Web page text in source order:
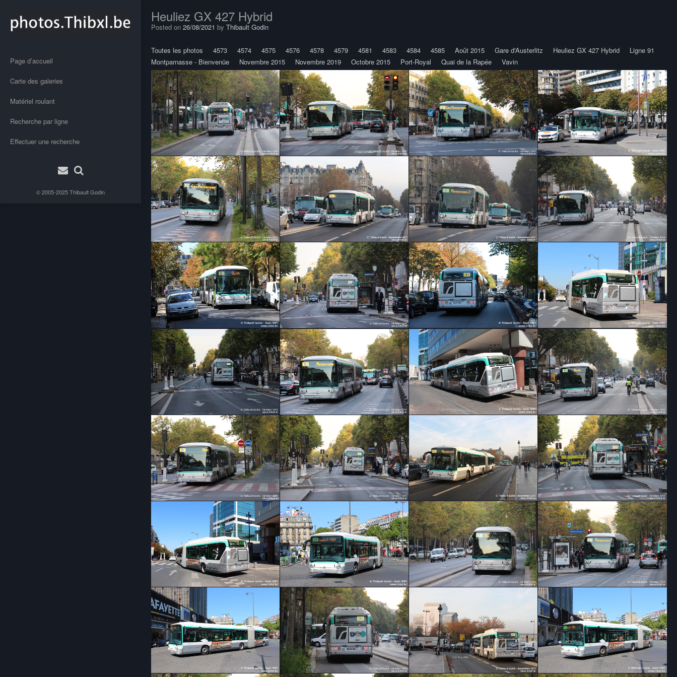
Page d’accueil
Carte des galeries
Matériel roulant
Recherche par ligne
Effectuer une recherche
© 2005-2025Thibault Godin
Heuliez GX 427 Hybrid
Posted on 26/08/2021 by Thibault Godin
Toutes les photos 4573 4574 4575 4576 4578 4579 4581 4583 4584 4585 Août 2015 Gare d'Austerlitz Heuliez GX 427 Hybrid
Ligne 91
Montparnasse - Bienvenüe
Novembre 2015 Novembre 2019 Octobre 2015 Port-Royal Quai de la Rapée Vavin